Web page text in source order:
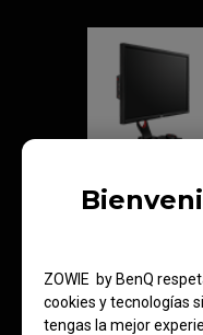
ZOWIE by BenQ
cookies y tecnologías
tengas la mejor
Monitor